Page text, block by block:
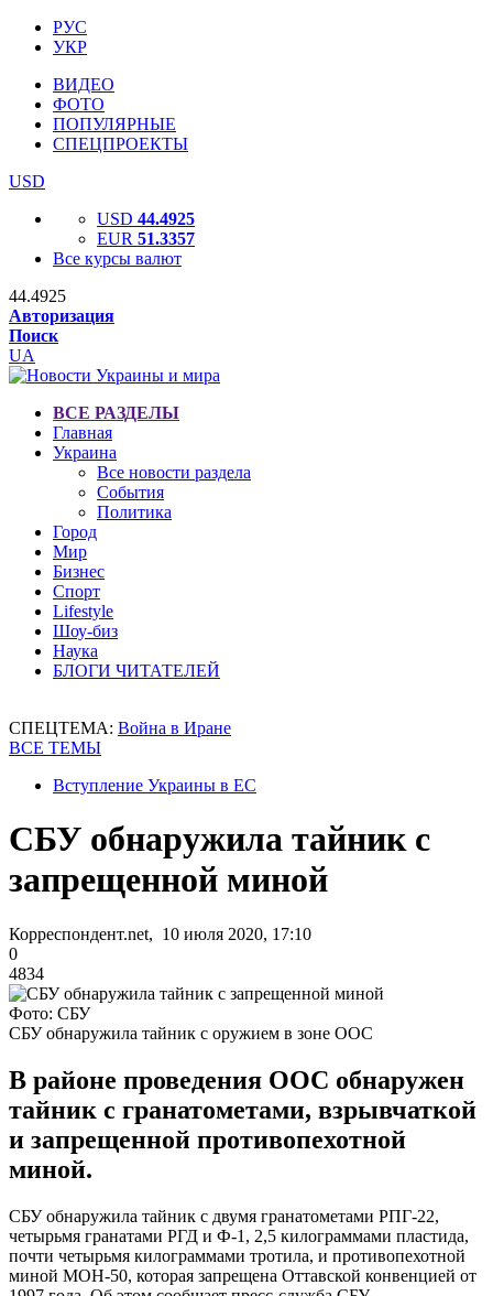
РУС
УКР
ВИДЕО
ФОТО
ПОПУЛЯРНЫЕ
СПЕЦПРОЕКТЫ
USD
USD 44.4925
EUR 51.3357
Все курсы валют
44.4925
Авторизация
Поиск
UA
ВСЕ РАЗДЕЛЫ
Главная
Украина
Все новости раздела
События
Политика
Город
Мир
Бизнес
Спорт
Lifestyle
Шоу-биз
Наука
БЛОГИ ЧИТАТЕЛЕЙ
СПЕЦТЕМА: Война в Иране
ВСЕ ТЕМЫ
Вступление Украины в ЕС
СБУ обнаружила тайник с
запрещенной миной
Корреспондент.net, 10 июля 2020, 17:10
0
4834
Фото: СБУ
СБУ обнаружила тайник с оружием в зоне ООС
В районе проведения ООС обнаружен
тайник с гранатометами, взрывчаткой
и запрещенной противопехотной
миной.
СБУ обнаружила тайник с двумя гранатометами РПГ-22,
четырьмя гранатами РГД и Ф-1, 2,5 килограммами пластида,
почти четырьмя килограммами тротила, и противопехотной
миной МОН-50, которая запрещена Оттавской конвенцией от